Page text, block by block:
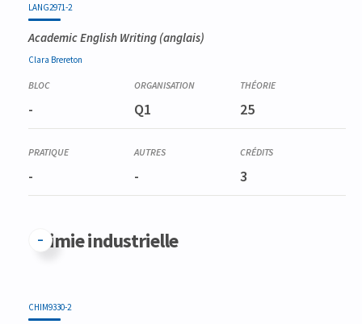
LANG2971-2
Academic English Writing (anglais)
Clara Brereton
- Q1 25
- - 3
Chimie industrielle
CHIM9330-2